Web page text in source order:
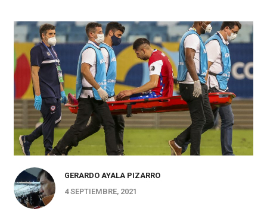
GERARDO AYALA PIZARRO
4 SEPTIEMBRE, 2021